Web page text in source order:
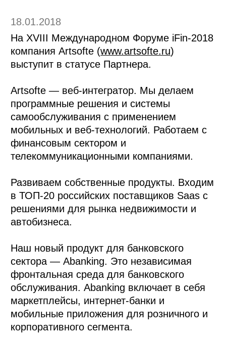
18.01.2018
На XVIII Международном Форуме iFin-2018
компания Artsofte (www.artsofte.ru)
выступит в статусе Партнера.
Artsofte — веб-интегратор. Мы делаем
программные решения и системы
самообслуживания с применением
мобильных и веб-технологий. Работаем с
финансовым сектором и
телекоммуникационными компаниями.
Развиваем собственные продукты. Входим
в ТОП-20 российских поставщиков Saas с
решениями для рынка недвижимости и
автобизнеса.
Наш новый продукт для банковского
сектора — Abanking. Это независимая
фронтальная среда для банковского
обслуживания. Abanking включает в себя
маркетплейсы, интернет-банки и
мобильные приложения для розничного и
корпоративного сегмента.